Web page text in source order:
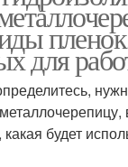
для
будет